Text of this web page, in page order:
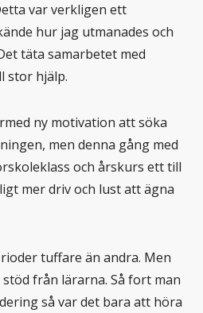
var verkligen ett
hur jag utmanades och
täta samarbetet med
stor hjälp.
ny motivation att söka
men denna gång med
och årskurs ett till
mer driv och lust att ägna
tuffare än andra. Men
från lärarna. Så fort man
så var det bara att höra